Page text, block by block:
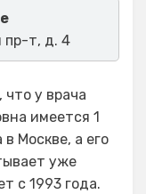
пр-т, д. 4
у врача
имеется 1
Москве, а его
уже
с 1993 года.